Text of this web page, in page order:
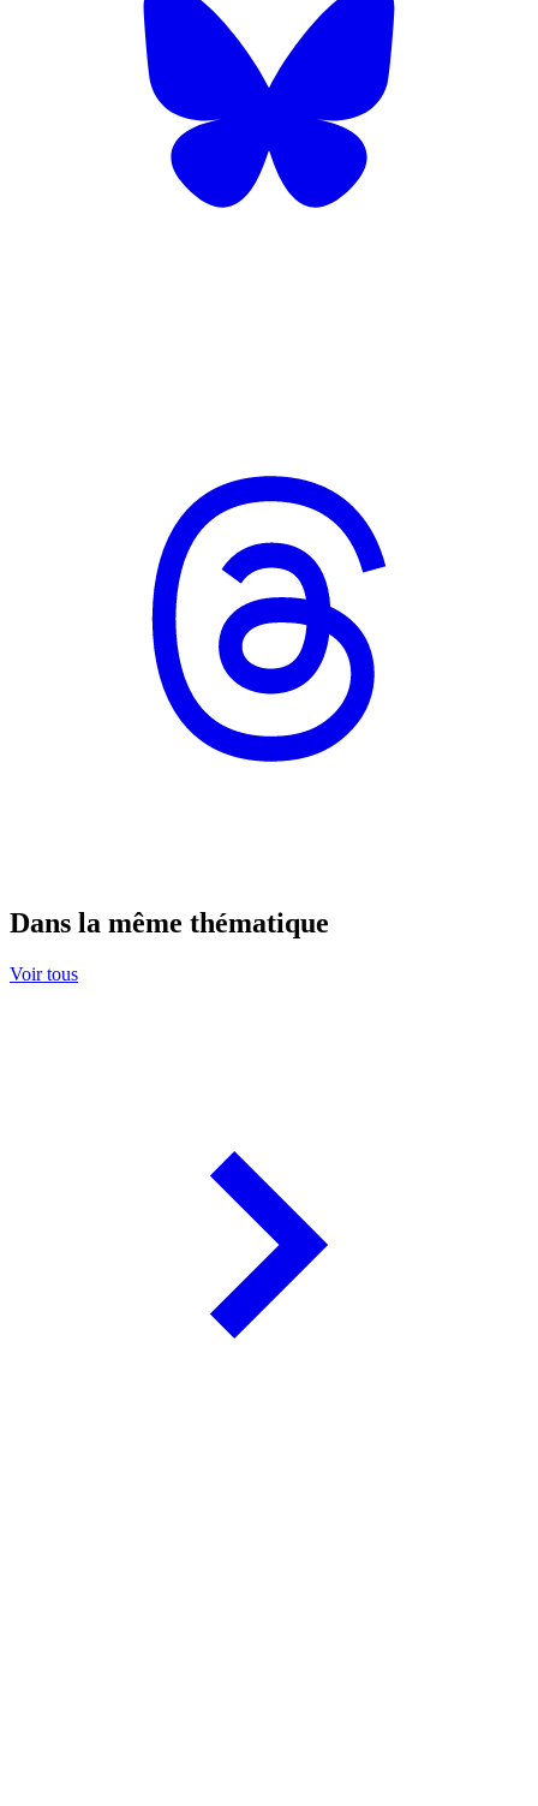
Dans la même thématique
Voir tous